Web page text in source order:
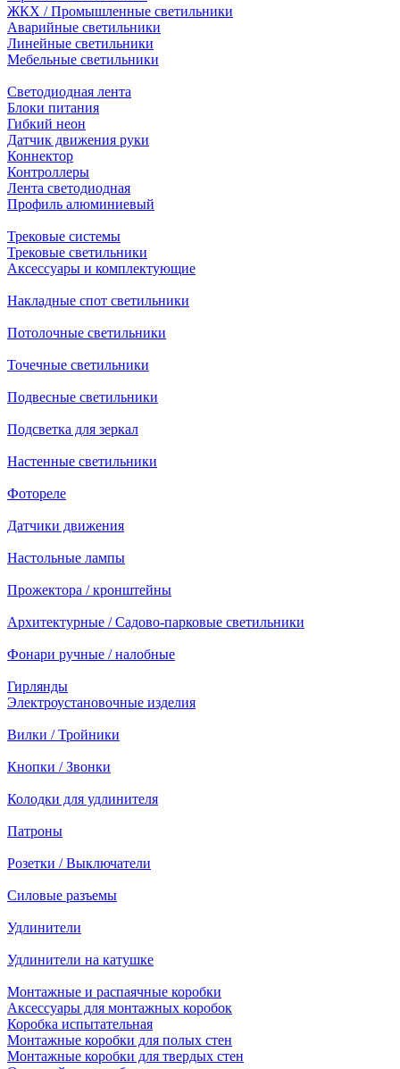
ЖКХ / Промышленные светильники
Аварийные светильники
Линейные светильники
Мебельные светильники
Светодиодная лента
Блоки питания
Гибкий неон
Датчик движения руки
Коннектор
Контроллеры
Лента светодиодная
Профиль алюминиевый
Трековые системы
Трековые светильники
Аксессуары и комплектующие
Накладные спот светильники
Потолочные светильники
Точечные светильники
Подвесные светильники
Подсветка для зеркал
Настенные светильники
Фотореле
Датчики движения
Настольные лампы
Прожектора / кронштейны
Архитектурные / Садово-парковые светильники
Фонари ручные / налобные
Гирлянды
Электроустановочные изделия
Вилки / Тройники
Кнопки / Звонки
Колодки для удлинителя
Патроны
Розетки / Выключатели
Силовые разъемы
Удлинители
Удлинители на катушке
Монтажные и распаячные коробки
Аксессуары для монтажных коробок
Коробка испытательная
Монтажные коробки для полых стен
Монтажные коробки для твердых стен